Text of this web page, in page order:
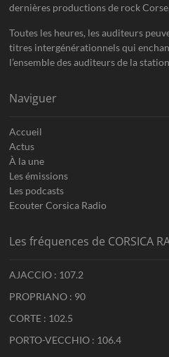
dernières productions de rock Corse.
Toutes les heures, les auditeurs
titres intergénérationnels qui
l’ensemble des auditeurs de la
Naviguer
Accueil
Actus
À la une
Les émissions
Les podcasts
Ecouter Corsica Radio
Les fréquences de CORSICA
AJACCIO : 107.2
PROPRIANO : 90
CORTE : 102.5
PORTO-VECCHIO : 106.4